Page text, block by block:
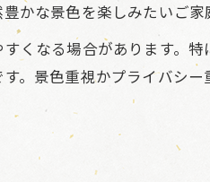
な景色を楽しみたいご家
くなる場合があります。
。景色重視かプライバシ